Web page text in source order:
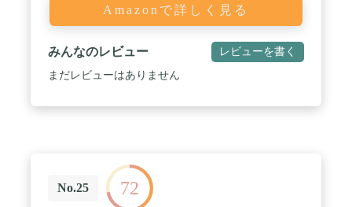
Amazonで詳しく見る
みんなのレビュー レビューを書く
まだレビューはありません
No.25 72